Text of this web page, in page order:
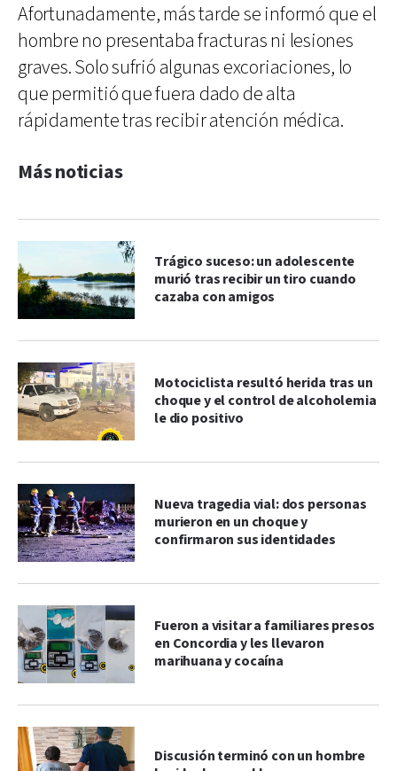
Afortunadamente, más tarde se informó que el
hombre no presentaba fracturas ni lesiones
graves. Solo sufrió algunas excoriaciones, lo
que permitió que fuera dado de alta
rápidamente tras recibir atención médica.
Más noticias
Trágico suceso: un adolescente
murió tras recibir un tiro cuando
cazaba con amigos
Motociclista resultó herida tras un
choque y el control de alcoholemia
le dio positivo
Nueva tragedia vial: dos personas
murieron en un choque y
confirmaron sus identidades
Fueron a visitar a familiares presos
en Concordia y les llevaron
marihuana y cocaína
Discusión terminó con un hombre